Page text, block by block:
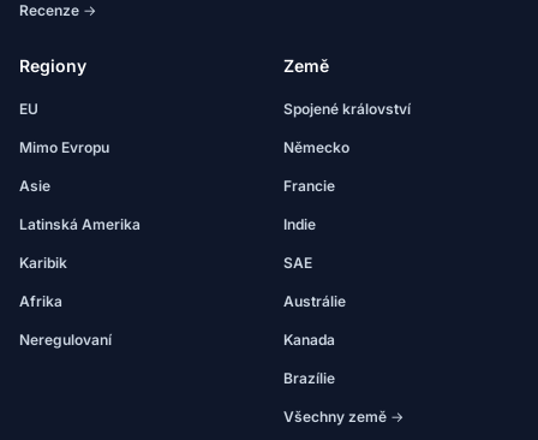
Recenze →
Regiony
EU
Mimo Evropu
Asie
Latinská Amerika
Karibik
Afrika
Neregulovaní
Země
Spojené království
Německo
Francie
Indie
SAE
Austrálie
Kanada
Brazílie
Všechny země →